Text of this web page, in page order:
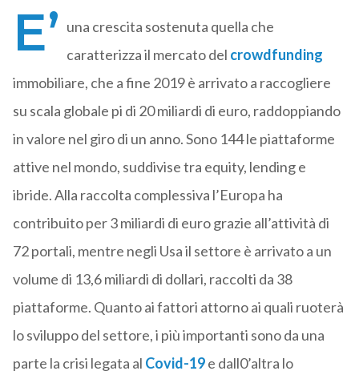
E’ una crescita sostenuta quella che
caratterizza il mercato del crowdfunding
immobiliare, che a fine 2019 è arrivato a raccogliere
su scala globale pi di 20 miliardi di euro, raddoppiando
in valore nel giro di un anno. Sono 144 le piattaforme
attive nel mondo, suddivise tra equity, lending e
ibride. Alla raccolta complessiva l’Europa ha
contribuito per 3 miliardi di euro grazie all’attività di
72 portali, mentre negli Usa il settore è arrivato a un
volume di 13,6 miliardi di dollari, raccolti da 38
piattaforme. Quanto ai fattori attorno ai quali ruoterà
lo sviluppo del settore, i più importanti sono da una
parte la crisi legata al Covid-19e dall0’altra lo